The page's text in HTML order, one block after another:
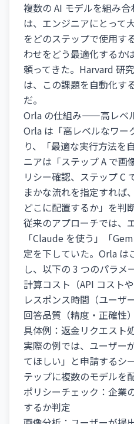
複数の AI モデルを組み
は、エンジニアにとって
をどのステップで使用す
わせをどう最適化するか
頼ってきた。Harvard 研
は、この課題を自動化す
だ。
Orla の仕組み——高レベ
Orla は「高レベルなワー
り、「最適な実行方法を
ニアは「ステップ A で画
リシー確認、ステップ C
まかな流れを指定すれば
どこに配置するか」を判
従来のアプローチでは、
「Claude を使う」「
定を下していた。Orla は
し、以下の 3 つのパラメ
計算コスト（API コストや
レスポンス時間（ユーザ
回答品質（精度・正確性）
具体例：返金リクエスト
実際の例では、ユーザー
てほしい」と申請するシ
テップに複数のモデルを
ポリシーチェック：企業
するか判定